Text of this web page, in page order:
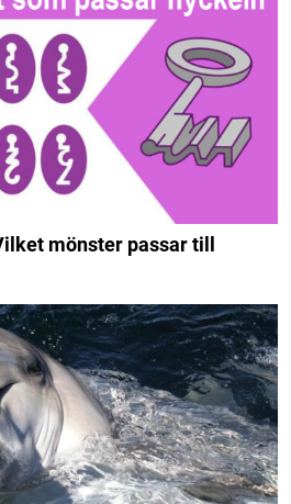
mönster passar till